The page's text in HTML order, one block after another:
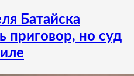
Батайска
приговор, но суд